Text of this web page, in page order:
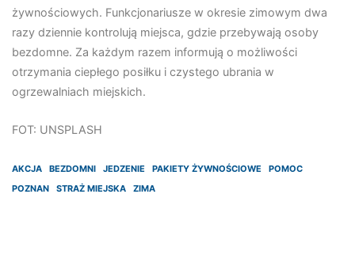
żywnościowych. Funkcjonariusze w okresie zimowym dwa
razy dziennie kontrolują miejsca, gdzie przebywają osoby
bezdomne. Za każdym razem informują o możliwości
otrzymania ciepłego posiłku i czystego ubrania w
ogrzewalniach miejskich.
FOT: UNSPLASH
AKCJA BEZDOMNI JEDZENIE PAKIETY ŻYWNOŚCIOWE
POMOC
POZNAN
STRAŻ MIEJSKA ZIMA